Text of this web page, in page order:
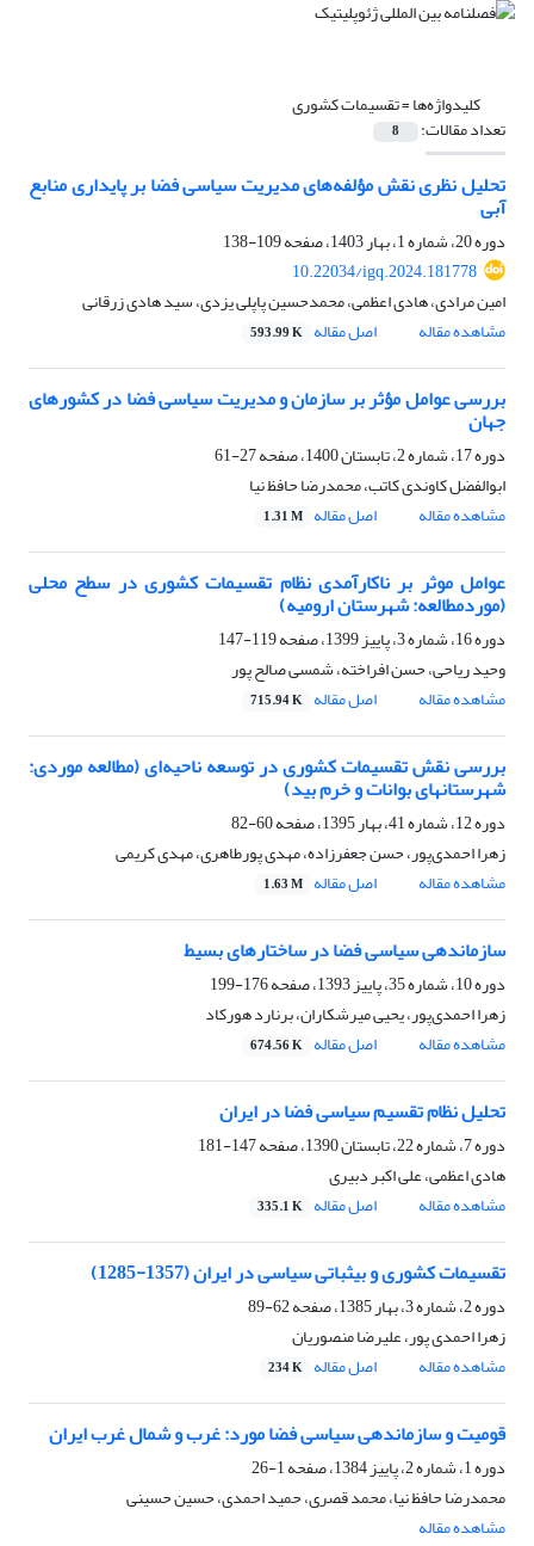
کلیدواژه‌ها =تقسیمات کشوری
تعداد مقالات: 8
تحلیل نظری نقش مؤلفه‌های مدیریت سیاسی فضا بر پایداری منابع
آبی
دوره 20، شماره 1، بهار 1403، صفحه
109-138
10.22034/igq.2024.181778
امین مرادی، هادی اعظمی، محمدحسین پاپلی یزدی، سید هادی زرقانی
مشاهده مقاله
اصل مقاله 593.99 K
بررسی عوامل مؤثر بر سازمان و مدیریت سیاسی فضا در کشورهای
جهان
دوره 17، شماره 2، تابستان 1400، صفحه
27-61
ابوالفضل کاوندی کاتب، محمدرضا حافظ نیا
مشاهده مقاله
اصل مقاله 1.31 M
عوامل موثر بر ناکارآمدی نظام تقسیمات کشوری در سطح محلی
(موردمطالعه: شهرستان ارومیه)
دوره 16، شماره 3، پاییز 1399، صفحه
119-147
وحید ریاحی، حسن افراخته، شمسی صالح پور
مشاهده مقاله
اصل مقاله 715.94 K
بررسی نقش تقسیمات کشوری در توسعه ناحیه‌ای (مطالعه موردی:
شهرستانهای بوانات و خرم بید)
دوره 12، شماره 41، بهار 1395، صفحه
60-82
زهرا احمدی‌پور، حسن جعفرزاده، مهدی پورطاهری، مهدی کریمی
مشاهده مقاله
اصل مقاله 1.63 M
سازماندهی سیاسی فضا در ساختار‌های بسیط
دوره 10، شماره 35، پاییز 1393، صفحه
176-199
زهرا احمدی‌پور، یحیی میرشکاران، برنارد هورکاد
مشاهده مقاله
اصل مقاله 674.56 K
تحلیل نظام تقسیم سیاسی فضا در ایران
دوره 7، شماره 22، تابستان 1390، صفحه
147-181
هادی اعظمی، علی اکبر دبیری
مشاهده مقاله
اصل مقاله 335.1 K
تقسیمات کشوری و بیثباتی سیاسی در ایران (1357-1285)
دوره 2، شماره 3، بهار 1385، صفحه
62-89
زهرا احمدی پور، علیرضا منصوریان
مشاهده مقاله
اصل مقاله 234 K
قومیت و سازماندهی سیاسی فضا مورد: غرب و شمال غرب ایران
دوره 1، شماره 2، پاییز 1384، صفحه
1-26
محمدرضا حافظ نیا، محمد قصری، حمید احمدی، حسین حسینی
مشاهده مقاله